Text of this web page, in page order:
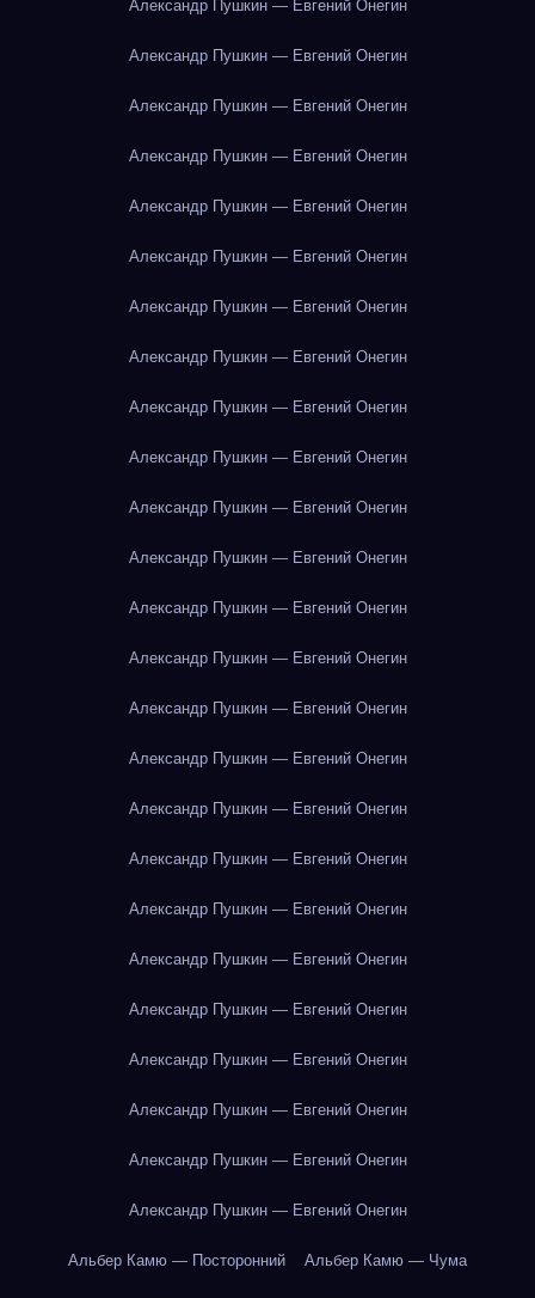
Александр Пушкин — Евгений Онегин
Александр Пушкин — Евгений Онегин
Александр Пушкин — Евгений Онегин
Александр Пушкин — Евгений Онегин
Александр Пушкин — Евгений Онегин
Александр Пушкин — Евгений Онегин
Александр Пушкин — Евгений Онегин
Александр Пушкин — Евгений Онегин
Александр Пушкин — Евгений Онегин
Александр Пушкин — Евгений Онегин
Александр Пушкин — Евгений Онегин
Александр Пушкин — Евгений Онегин
Александр Пушкин — Евгений Онегин
Александр Пушкин — Евгений Онегин
Александр Пушкин — Евгений Онегин
Александр Пушкин — Евгений Онегин
Александр Пушкин — Евгений Онегин
Александр Пушкин — Евгений Онегин
Александр Пушкин — Евгений Онегин
Александр Пушкин — Евгений Онегин
Александр Пушкин — Евгений Онегин
Александр Пушкин — Евгений Онегин
Александр Пушкин — Евгений Онегин
Александр Пушкин — Евгений Онегин
Александр Пушкин — Евгений Онегин
Альбер Камю — Посторонний Альбер Камю — Чума